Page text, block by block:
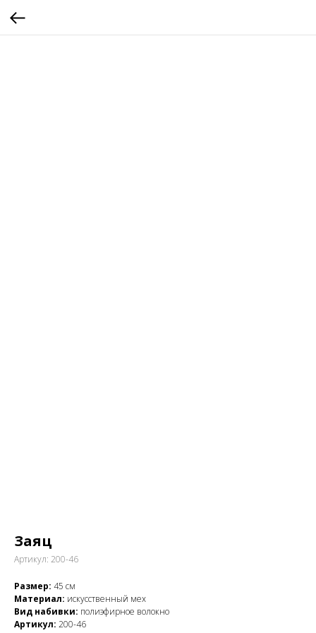
Заяц
Артикул: 200-46
Размер: 45 см
Материал: искусственный мех
Вид набивки: полиэфирное волокно
Артикул: 200-46